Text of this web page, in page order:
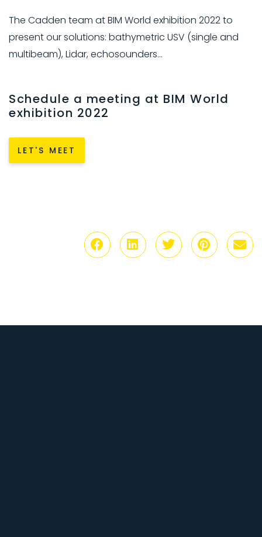
The Cadden team at BIM World exhibition 2022 to
present our solutions: bathymetric USV (single and
multibeam), Lidar, echosounders…
Schedule a meeting at BIM World
exhibition 2022
LET'S MEET